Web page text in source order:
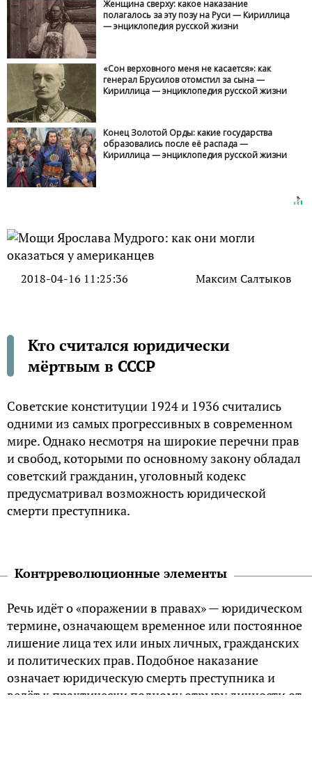
Женщина сверху: какое наказание
полагалось за эту позу на Руси — Кириллица
— энциклопедия русской жизни
«Сон верховного меня не касается»: как
генерал Брусилов отомстил за сына —
Кириллица — энциклопедия русской жизни
Конец Золотой Орды: какие государства
образовались после её распада —
Кириллица — энциклопедия русской жизни
2018-04-16 11:25:36 Максим Салтыков
Кто считался юридически
мёртвым в СССР
Советские конституции 1924 и 1936 считались
одними из самых прогрессивных в современном
мире. Однако несмотря на широкие перечни прав
и свобод, которыми по основному закону обладал
советский гражданин, уголовный кодекс
предусматривал возможность юридической
смерти преступника.
Контрреволюционные элементы
Речь идёт о «поражении в правах» — юридическом
термине, означающем временное или постоянное
лишение лица тех или иных личных, гражданских
и политических прав. Подобное наказание
означает юридическую смерть преступника и
ведёт к практически полному отрыву личности от